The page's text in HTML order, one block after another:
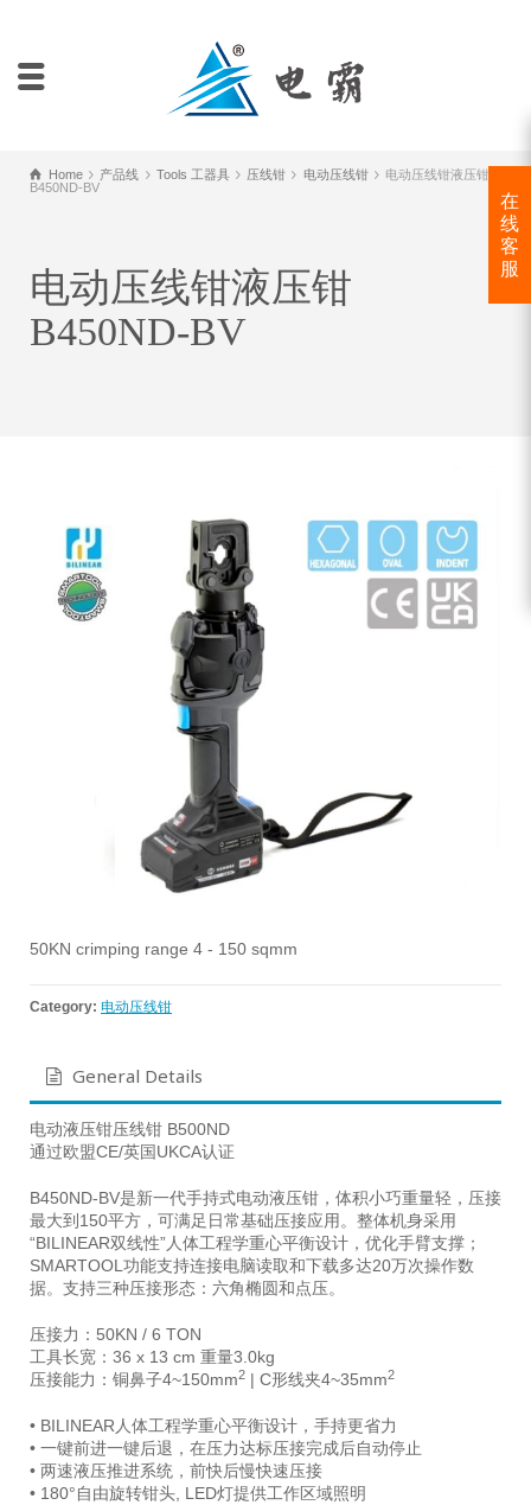
Home 产品线 Tools 工器具 压线钳 电动压线钳
电动压线钳液压钳
B450ND-BV
电动压线钳液压钳
B450ND-BV
50KN crimping range 4 - 150 sqmm
Category: 电动压线钳
General Details
电动液压钳压线钳 B500ND
通过欧盟CE/英国UKCA认证
B450ND-BV是新一代手持式电动液压钳，体积小巧重量轻，压接
最大到150平方，可满足日常基础压接应用。整体机身采用
“BILINEAR双线性”人体工程学重心平衡设计，优化手臂支撑；
SMARTOOL功能支持连接电脑读取和下载多达20万次操作数
据。支持三种压接形态：六角椭圆和点压。
压接力：50KN / 6 TON
工具长宽：36 x 13 cm 重量3.0kg
压接能力：铜鼻子4~150mm2 | C形线夹4~35mm2
• BILINEAR人体工程学重心平衡设计，手持更省力
• 一键前进一键后退，在压力达标压接完成后自动停止
• 两速液压推进系统，前快后慢快速压接
• 180°自由旋转钳头, LED灯提供工作区域照明
在
线
客
服